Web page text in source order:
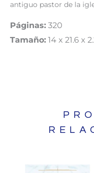
antiguo pastor de la
Páginas: 320
Tamaño: 14 x 21.6 x